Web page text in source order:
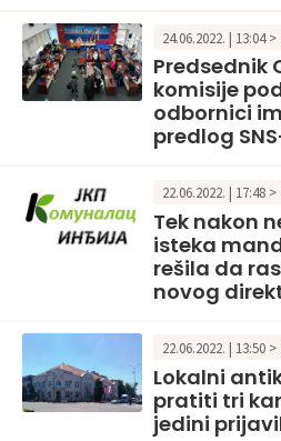
24.06.2022. | 13:04 >
Predsednik
komisije
odbornici
predlog
22.06.2022. | 17:48 >
Tek nakon
isteka
rešila da
novog
22.06.2022. | 13:50 >
Lokalni
pratiti tri
jedini